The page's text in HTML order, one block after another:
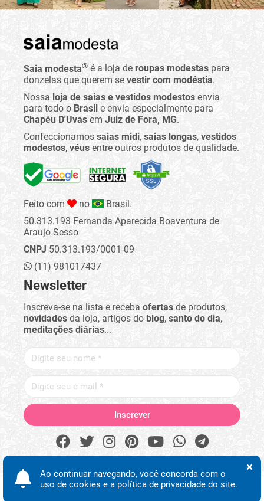
Saia modesta® é a loja de roupas modestas para
donzelas que querem se vestir com modéstia.
Nossa loja de saias e vestidos modestos envia
para todo o Brasil e envia especialmente para
Chapéu D'Uvas em Juiz de Fora, MG.
Confeccionamos saias midi, saias longas, vestidos
modestos, véus entre outros produtos de qualidade.
Feito com no
Brasil.
50.313.193 Fernanda Aparecida Boaventura de
Araujo Sesso
CNPJ 50.313.193/0001-09
(11) 981017437
Newsletter
Inscreva-se na lista e receba ofertas de produtos,
novidades da loja, artigos do blog, santo do dia,
meditações diárias...
Ao continuar navegando, você concorda com o
uso de cookies e a política de privacidade do site.